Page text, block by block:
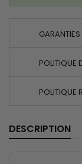
GARANTIES
POLITIQUE
POLITIQUE
DESCRIPTION